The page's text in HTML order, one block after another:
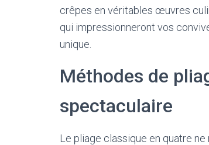
crêpes en véritables œuvres
qui impressionneront vos
unique.
Méthodes de
spectaculaire
Le pliage classique en quatre